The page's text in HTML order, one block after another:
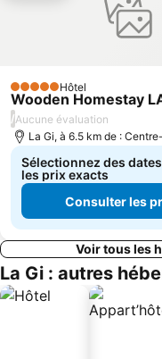
5 ÉtoilesHôtel
Wooden Homestay
/Aucune évaluation
La Gi, à 6.5 km de :
Sélectionnez des
les prix exacts
Consulter les
Voir tous les
La Gi : autres